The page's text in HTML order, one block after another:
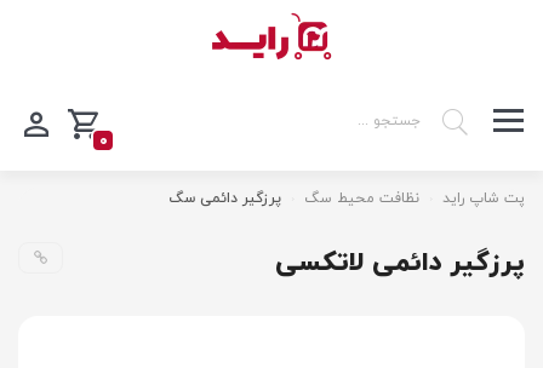
0
پت شاپ راید نظافت محیط سگ پرزگیر دائمی سگ
پرزگیر دائمی لاتکسی